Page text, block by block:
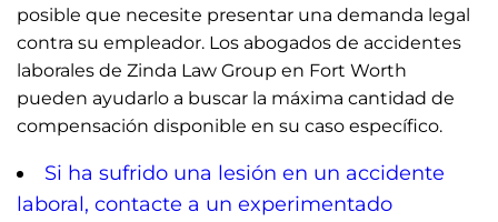
n
g
f
u
posible que necesite presentar una demanda legal
contra su empleador. Los abogados de accidentes
laborales de Zinda Law Group en Fort Worth
pueden ayudarlo a buscar la máxima cantidad de
compensación disponible en su caso específico.
Si ha sufrido una lesión en un accidente
laboral, contacte a un experimentado